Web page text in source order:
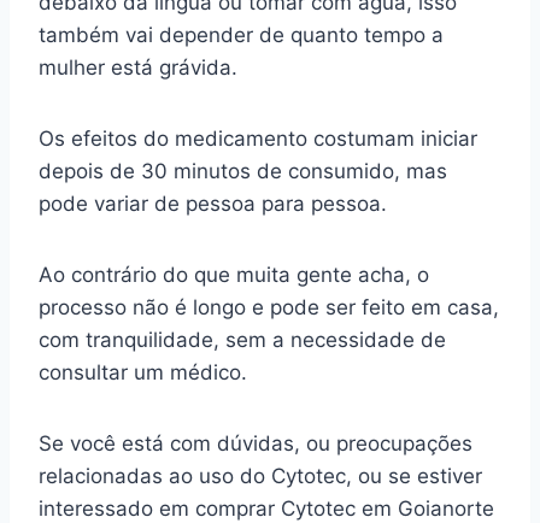
também vai depender de quanto tempo a
mulher está grávida.
Os efeitos do medicamento costumam iniciar
depois de 30 minutos de consumido, mas
pode variar de pessoa para pessoa.
Ao contrário do que muita gente acha, o
processo não é longo e pode ser feito em casa,
com tranquilidade, sem a necessidade de
consultar um médico.
Se você está com dúvidas, ou preocupações
relacionadas ao uso do Cytotec, ou se estiver
interessado em comprar Cytotec em Goianorte